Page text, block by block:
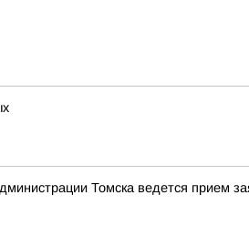
Томска ведется прием